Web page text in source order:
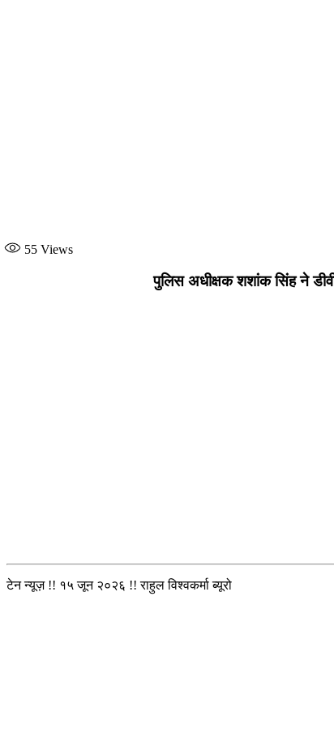
55 Views
पुलिस अधीक्षक शशांक सिंह ने
टेन न्यूज़ !! १५ जून २०२६ !! राहुल विश्वकर्मा ब्यूरो